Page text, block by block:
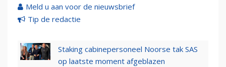
Meld u aan voor de nieuwsbrief
Tip de redactie
Staking cabinepersoneel Noorse tak SAS
op laatste moment afgeblazen